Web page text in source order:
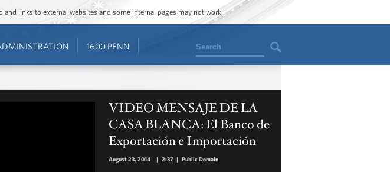
links to external websites and some internal pages may not work.
1600 PENN Search
VIDEO MENSAJE DE LA
CASA BLANCA: El Banco de
Exportación e Importación
August 23, 2014 | 2:37 | Public Domain